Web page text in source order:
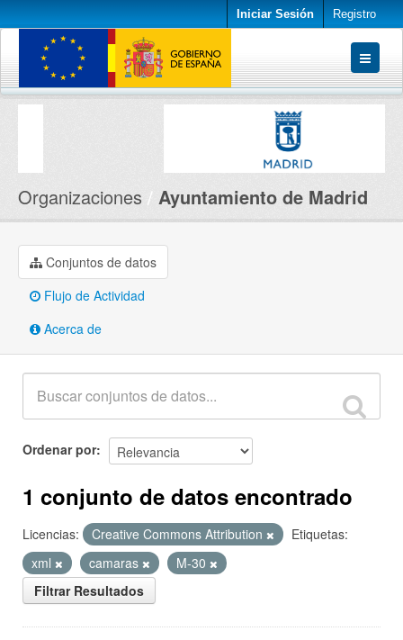
Iniciar Sesión Registro
Conjuntos de datos
Organizaciones Ayuntamiento de Madrid
Conjuntos de datos
Flujo de Actividad
Acerca de
Ordenar por
1 conjunto de datos encontrado
Licencias: Creative Commons Attribution
Etiquetas:
xml
camaras
M-30
Filtrar Resultados